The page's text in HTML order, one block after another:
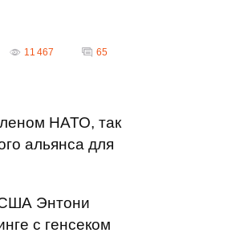
11 467 65
НАТО, так
альянса для
США Энтони
с генсеком